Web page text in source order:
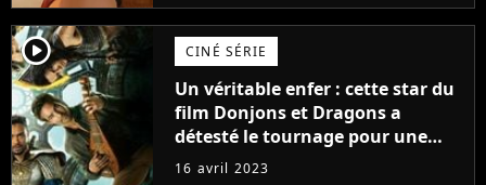
player2 CINÉ SÉRIE
Un véritable enfer : cette star du
film Donjons et Dragons a
détesté le tournage pour une
raison très spéciale
16 avril 2023